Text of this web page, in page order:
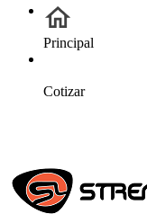
Principal
Cotizar